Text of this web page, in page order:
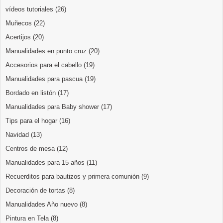
vídeos tutoriales (26)
Muñecos (22)
Acertijos (20)
Manualidades en punto cruz (20)
Accesorios para el cabello (19)
Manualidades para pascua (19)
Bordado en listón (17)
Manualidades para Baby shower (17)
Tips para el hogar (16)
Navidad (13)
Centros de mesa (12)
Manualidades para 15 años (11)
Recuerditos para bautizos y primera comunión (9)
Decoración de tortas (8)
Manualidades Año nuevo (8)
Pintura en Tela (8)